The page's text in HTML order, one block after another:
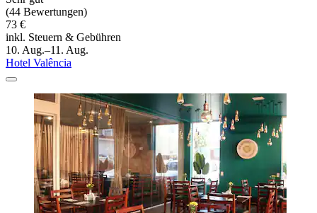
(44 Bewertungen)
73 €
inkl. Steuern & Gebühren
10. Aug.–11. Aug.
Hotel Valência